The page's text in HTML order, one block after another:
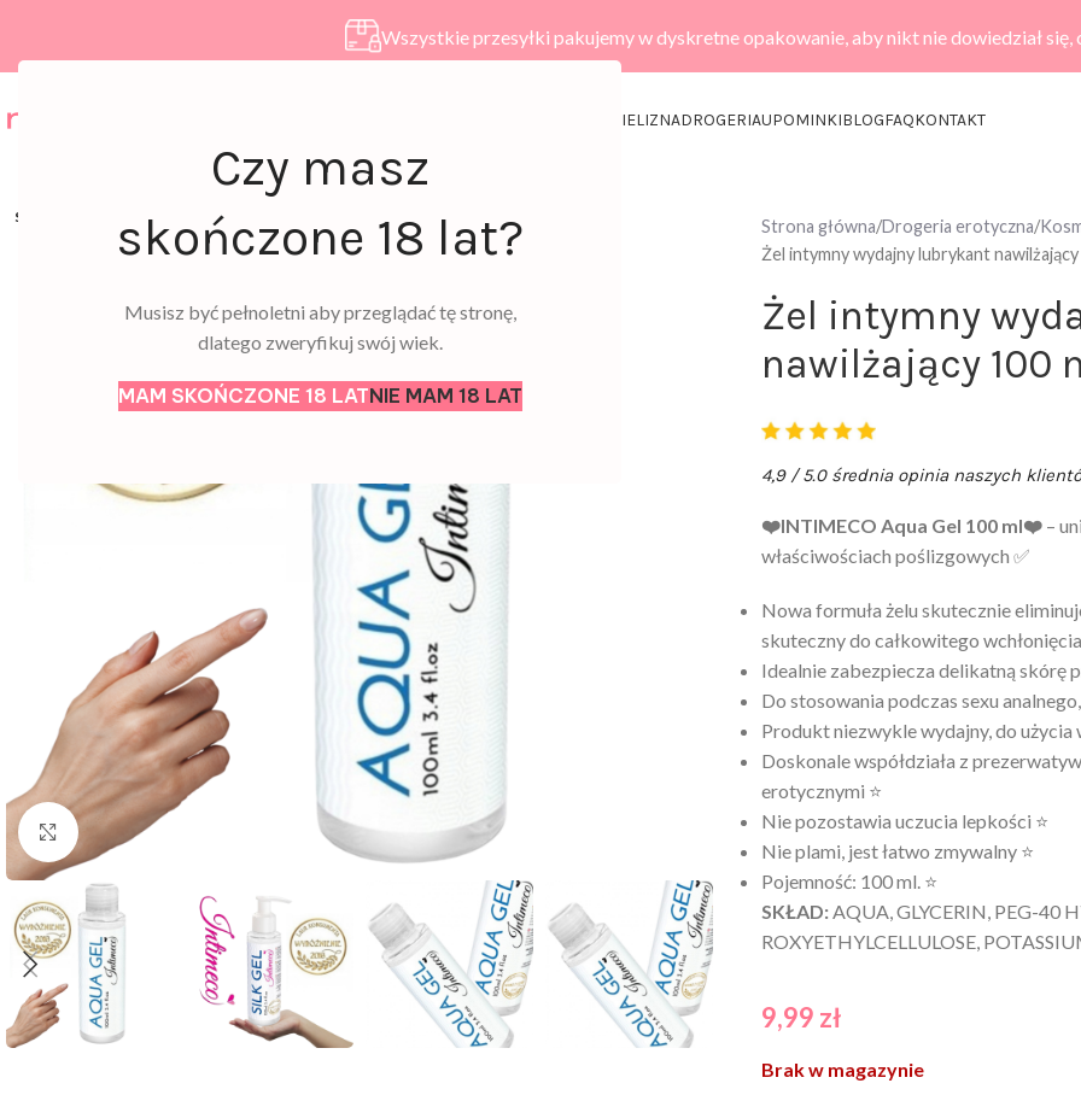
Czy masz
skończone 18 lat?
Musisz być pełnoletni aby przeglądać tę stronę,
dlatego zweryfikuj swój wiek.
MAM SKOŃCZONE 18 LATNIE MAM 18 LAT
Wszystkie przesyłki pakujemy w dyskretne opakowanie, aby nikt nie dowiedział się,
BIELIZNADROGERIAUPOMINKIBLOGFAQKONTAKT
SOLD
Click to enlarge
Strona główna Drogeria erotyczna
Żel intymny wydajny lubrykant nawilżający
Żel intymny
nawilżający 100
4,9 / 5.0 średnia opinia naszych
❤️INTIMECO Aqua Gel 100 ml❤️ –
właściwościach poślizgowych ✅
Nowa formuła żelu skutecznie
skuteczny do całkowitego
Idealnie zabezpiecza delikatną skórę
Do stosowania podczas sexu
Produkt niezwykle wydajny, do użycia
Doskonale współdziała z
erotycznymi ⭐
Nie pozostawia uczucia lepkości ⭐
Nie plami, jest łatwo zmywalny ⭐
Pojemność: 100 ml. ⭐
SKŁAD: AQUA, GLYCERIN, PEG-40
ROXYETHYLCELLULOSE,
9,99 zł
Brak w magazynie